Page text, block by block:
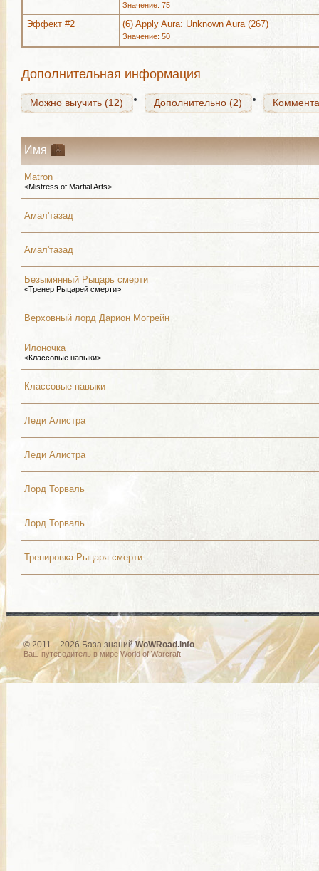
Значение: 75
Эффект #2 (6) Apply Aura: Unknown Aura (267)
Значение: 50
Дополнительная информация
Можно выучить (12) Дополнительно (2)
Можно выучить (12) Дополнительно (2)
Имя
Matron
<Mistress of Martial Arts>
Амал'тазад
Амал'тазад
Безымянный Рыцарь смерти
<Тренер Рыцарей смерти>
Верховный лорд Дарион Могрейн
Илоночка
<Классовые навыки>
Классовые навыки
Леди Алистра
Леди Алистра
Лорд Торваль
Лорд Торваль
Тренировка Рыцаря смерти
© 2011—2026 База знанийWoWRoad.info
Ваш путеводитель в мире World of Warcraft